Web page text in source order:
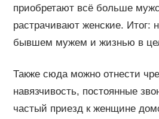
приобретают всё больше
растрачивают женские. Итог:
бывшем мужем и жизнью в
Также сюда можно отнести
навязчивость, постоянные
частый приезд к женщине